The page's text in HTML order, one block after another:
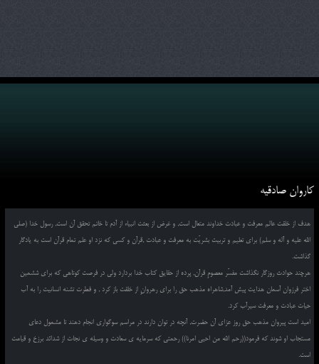
کاروان صادقیه
هدف از خلقت عالم معرفت و عبادت خداوند متعال است, و غرض از بعثت انبیاء از آدم تا خاتم تحقق آن است, رسول خدا (صلی
الله علیه و آله و سلم) برای تعلیم و تربیت بشریّت به معرفت و عبادت ,قرآن و کسی که نزد او علم تمام قرآن است به یادگار
گذاشت.
هرچند حوادث روزگار نگذاشت مفسّر معصومِ قرآن, پرده از حقایق کتاب خدا بردارد ولی در فرصت کوتاهی که برای ششمین
اختر فرزوان آسمان هدایت پیش آمد,شاهراه مذهب حق را برای رهروانِ از خلقت باز کرد , و فطرت تشنه انسانیت را به آب
حیات عبادت و معرفت سیرآب کرد.
امید است پیروان مذهب حق روز عزای آن حضرت, آنچه در توان دارند در مراسم سوگواری انجام دهند تا مشمول دعای
مستجاب او شوند که فرمود((رحم الله من احیی امرنا)) رحمتی که سرمایه ی سعادت و وسیله ی نجات از شدائد برزخ و قیامت
است.